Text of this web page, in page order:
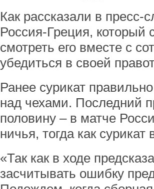
Как рассказали в
Россия-Греция, который
смотреть его вместе с
убедиться в своей
Ранее сурикат
над чехами. Последний
половину – в матче
ничья, тогда как
«Так как в ходе
засчитывать ошибку